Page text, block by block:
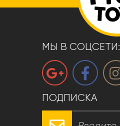
МЫ В СОЦСЕТИ:
ПОДПИСКА